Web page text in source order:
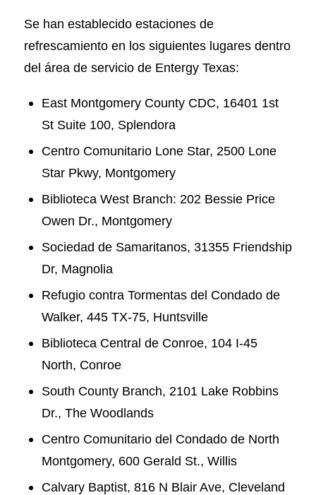
Se han establecido estaciones de
refrescamiento en los siguientes lugares dentro
del área de servicio de Entergy Texas:
East Montgomery County CDC, 16401 1st
St Suite 100, Splendora
Centro Comunitario Lone Star, 2500 Lone
Star Pkwy, Montgomery
Biblioteca West Branch: 202 Bessie Price
Owen Dr., Montgomery
Sociedad de Samaritanos, 31355 Friendship
Dr, Magnolia
Refugio contra Tormentas del Condado de
Walker, 445 TX-75, Huntsville
Biblioteca Central de Conroe, 104 I-45
North, Conroe
South County Branch, 2101 Lake Robbins
Dr., The Woodlands
Centro Comunitario del Condado de North
Montgomery, 600 Gerald St., Willis
Calvary Baptist, 816 N Blair Ave, Cleveland